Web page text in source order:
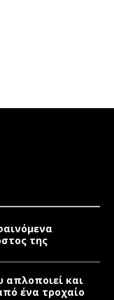
της
απλοποιεί και
ένα τροχαίο